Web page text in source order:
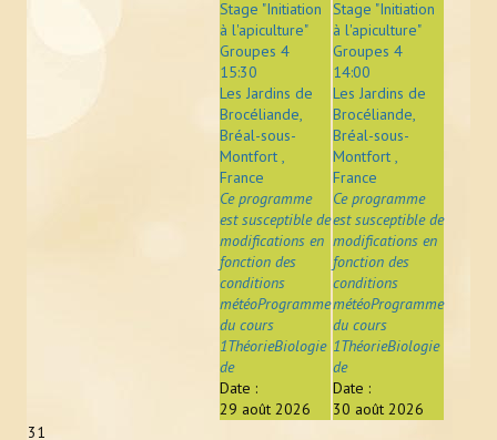
Stage "Initiation
à l'apiculture"
Groupes 4
15:30
Les Jardins de
Brocéliande,
Bréal-sous-
Montfort ,
France
Ce programme
est susceptible de
modifications en
fonction des
conditions
météoProgramme
du cours
1ThéorieBiologie
de
Date :
29 août 2026
Stage "Initiation
à l'apiculture"
Groupes 4
14:00
Les Jardins de
Brocéliande,
Bréal-sous-
Montfort ,
France
Ce programme
est susceptible de
modifications en
fonction des
conditions
météoProgramme
du cours
1ThéorieBiologie
de
Date :
30 août 2026
31